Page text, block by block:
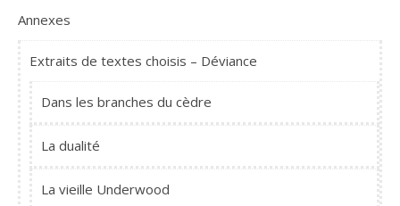
Annexes
Extraits de textes choisis – Déviance
Dans les branches du cèdre
La dualité
La vieille Underwood